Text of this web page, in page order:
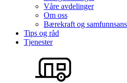
Våre avdelinger
Om oss
Bærekraft og
Tips og råd
Tjenester